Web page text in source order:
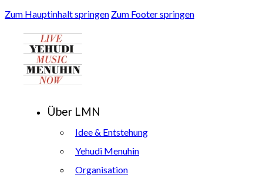
Zum Hauptinhalt springen Zum Footer springen
Über LMN
Idee & Entstehung
Yehudi Menuhin
Organisation